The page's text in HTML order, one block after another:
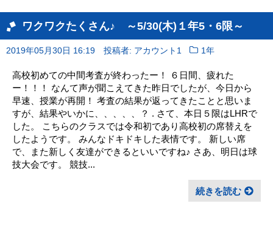
ワクワクたくさん♪ ～5/30(木)１年5・6限～
2019年05月30日 16:19 投稿者: アカウント1 1年
高校初めての中間考査が終わったー！ ６日間、疲れた
ー！！！ なんて声が聞こえてきた昨日でしたが、今日から
早速、授業が再開！ 考査の結果が返ってきたことと思いま
すが、結果やいかに、、、、、？ . さて、本日５限はLHRで
した。 こちらのクラスでは令和初であり高校初の席替えを
したようです。 みんなドキドキした表情です。 新しい席
で、また新しく友達ができるといいですね♪ さあ、明日は球
技大会です。 競技...
続きを読む